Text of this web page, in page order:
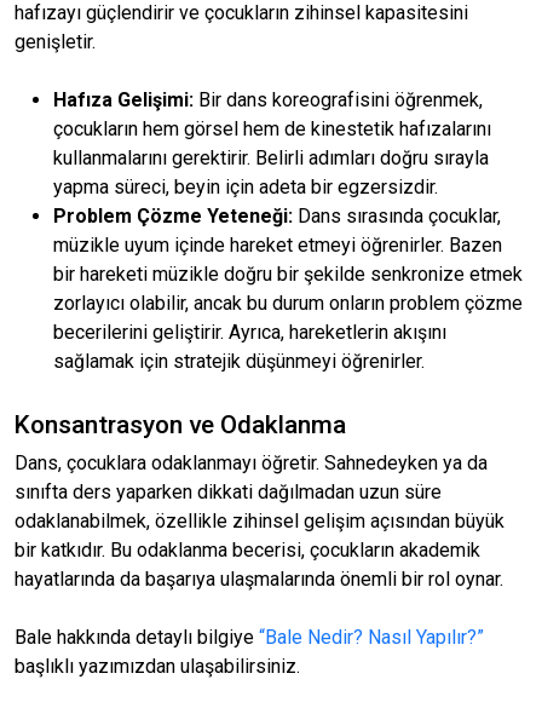
hafızayı güçlendirir ve çocukların zihinsel kapasitesini
genişletir.
Hafıza Gelişimi: Bir dans koreografisini öğrenmek,
çocukların hem görsel hem de kinestetik hafızalarını
kullanmalarını gerektirir. Belirli adımları doğru sırayla
yapma süreci, beyin için adeta bir egzersizdir.
Problem Çözme Yeteneği: Dans sırasında çocuklar,
müzikle uyum içinde hareket etmeyi öğrenirler. Bazen
bir hareketi müzikle doğru bir şekilde senkronize etmek
zorlayıcı olabilir, ancak bu durum onların problem çözme
becerilerini geliştirir. Ayrıca, hareketlerin akışını
sağlamak için stratejik düşünmeyi öğrenirler.
Konsantrasyon ve Odaklanma
Dans, çocuklara odaklanmayı öğretir. Sahnedeyken ya da
sınıfta ders yaparken dikkati dağılmadan uzun süre
odaklanabilmek, özellikle zihinsel gelişim açısından büyük
bir katkıdır. Bu odaklanma becerisi, çocukların akademik
hayatlarında da başarıya ulaşmalarında önemli bir rol oynar.
Bale hakkında detaylı bilgiye “Bale Nedir? Nasıl Yapılır?”
başlıklı yazımızdan ulaşabilirsiniz.